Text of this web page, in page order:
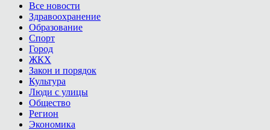
Все новости
Здравоохранение
Образование
Спорт
Город
ЖКХ
Закон и порядок
Культура
Люди с улицы
Общество
Регион
Экономика